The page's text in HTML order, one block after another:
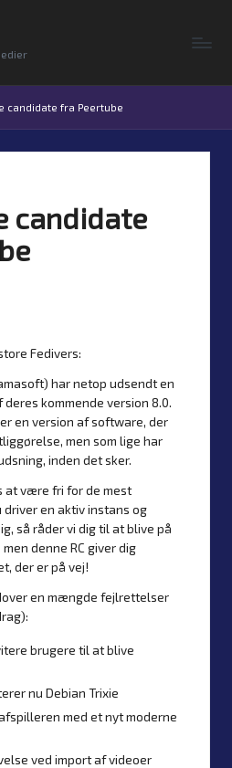
candidate fra Peertube
candidate
Fedivers:
har netop udsendt en
kommende version 8.0.
en version af software, der
men som lige har
inden det sker.
at være fri for de mest
en aktiv instans og
så råder vi dig til at blive på
denne RC giver dig
der er på vej!
en mængde fejlrettelser
brugere til at blive
nu Debian Trixie
med et nyt moderne
ved import af videoer